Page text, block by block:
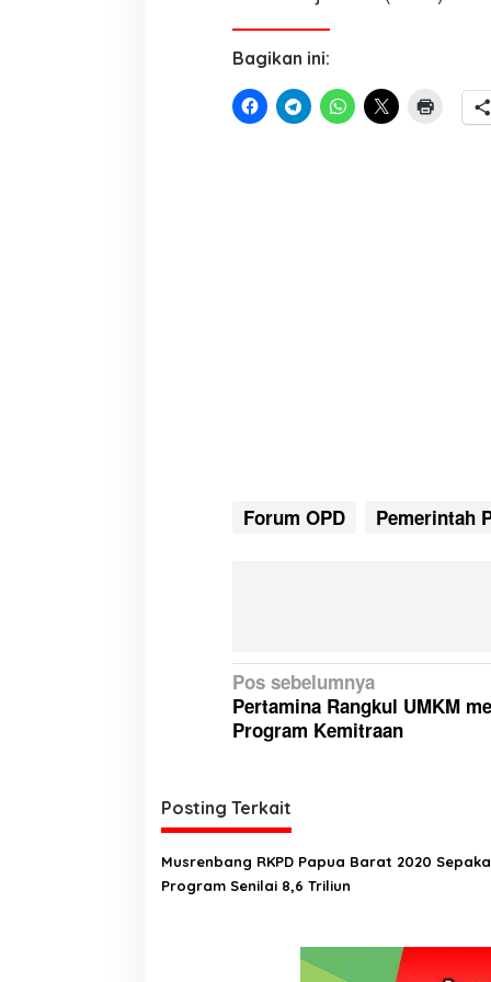
Bagikan ini:
Forum OPD Pemerintah
N
a
v
g
a
s
Pos sebelumnya
Pertamina Rangkul UMKM
Program Kemitraan
Posting Terkait
Musrenbang RKPD Papua Barat 2020
Program Senilai 8,6 Triliun